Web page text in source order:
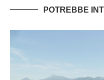
POTREBBE